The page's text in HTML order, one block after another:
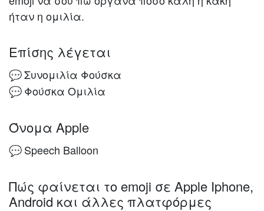
ήταν η ομιλία.
Επίσης λέγεται
💬Συνομιλία Φούσκα
💬 Φούσκα Ομιλία
Όνομα Apple
💬 Speech Balloon
Πώς φαίνεται το emoji σε Apple Iphone,
Android και άλλες πλατφόρμες